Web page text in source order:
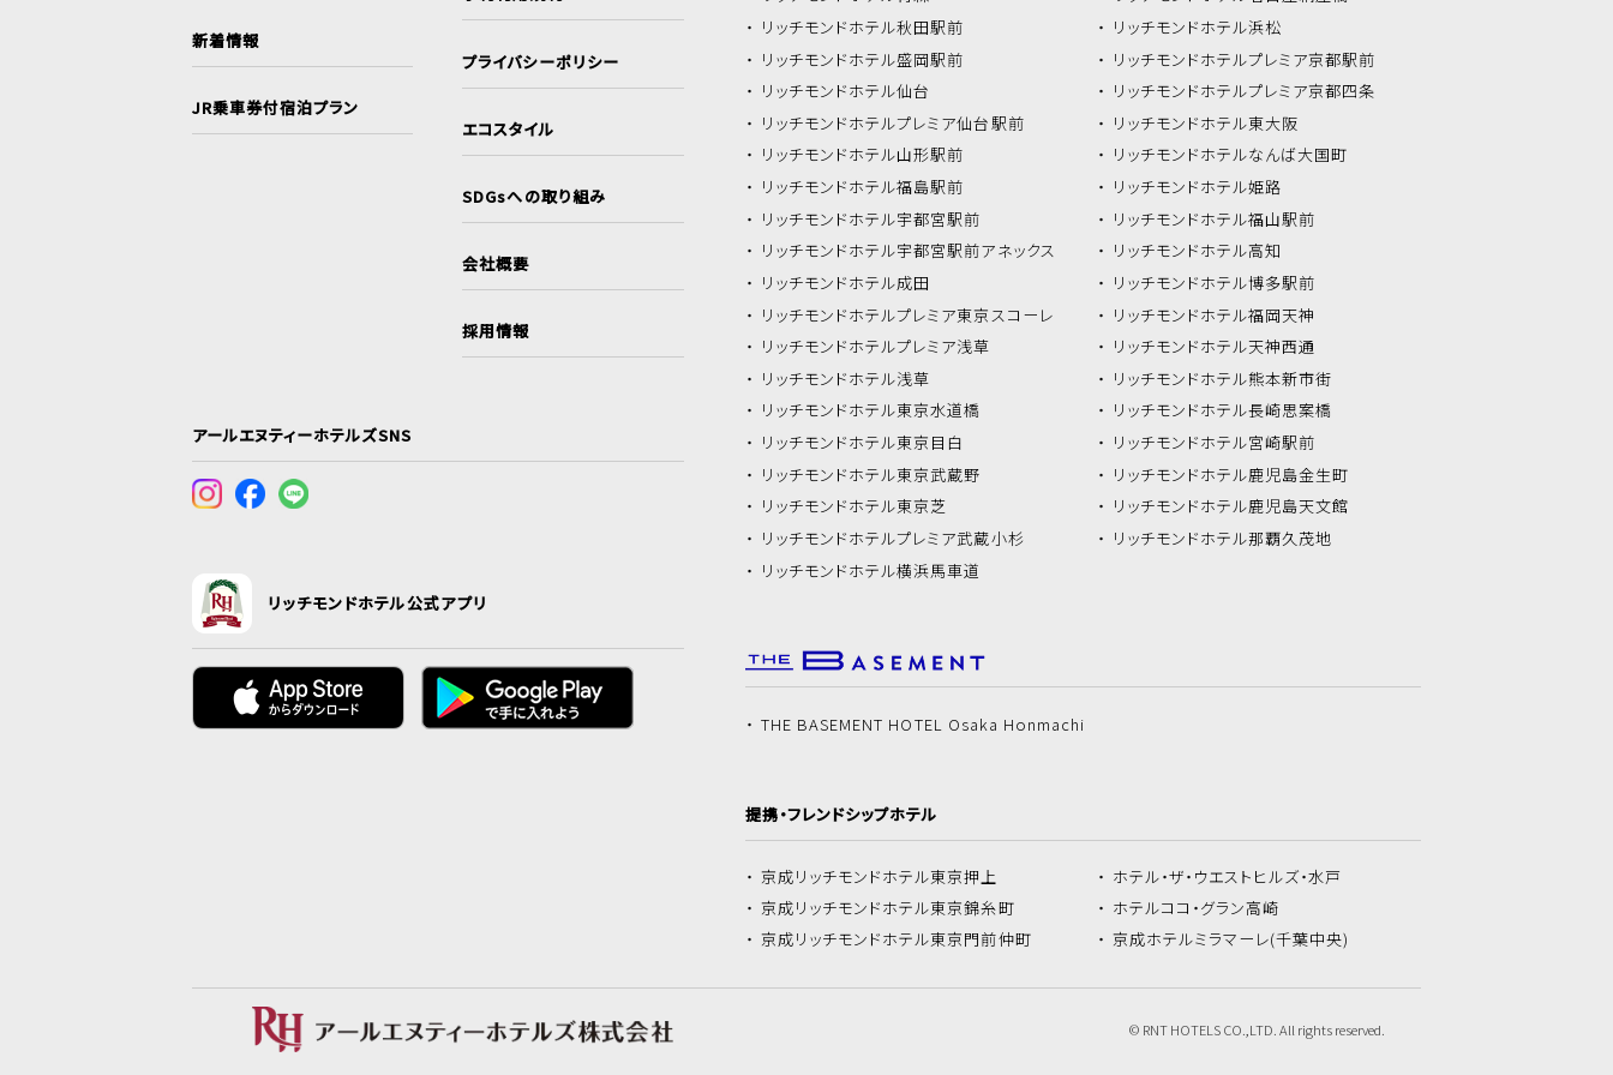
新着情報
JR乗車券付宿泊プラン
プライバシーポリシー
エコスタイル
SDGsへの取り組み
会社概要
採用情報
アールエヌティーホテルズSNS
リッチモンドホテル公式アプリ
リッチモンドホテル秋田駅前
リッチモンドホテル盛岡駅前
リッチモンドホテル仙台
リッチモンドホテルプレミア仙台駅前
リッチモンドホテル山形駅前
リッチモンドホテル福島駅前
リッチモンドホテル宇都宮駅前
リッチモンドホテル宇都宮駅前アネックス
リッチモンドホテル成田
リッチモンドホテルプレミア東京スコーレ
リッチモンドホテルプレミア浅草
リッチモンドホテル浅草
リッチモンドホテル東京水道橋
リッチモンドホテル東京目白
リッチモンドホテル東京武蔵野
リッチモンドホテル東京芝
リッチモンドホテルプレミア武蔵小杉
リッチモンドホテル横浜馬車道
リッチモンドホテル浜松
リッチモンドホテルプレミア京都駅前
リッチモンドホテルプレミア京都四条
リッチモンドホテル東大阪
リッチモンドホテルなんば大国町
リッチモンドホテル姫路
リッチモンドホテル福山駅前
リッチモンドホテル高知
リッチモンドホテル博多駅前
リッチモンドホテル福岡天神
リッチモンドホテル天神西通
リッチモンドホテル熊本新市街
リッチモンドホテル長崎思案橋
リッチモンドホテル宮崎駅前
リッチモンドホテル鹿児島金生町
リッチモンドホテル鹿児島天文館
リッチモンドホテル那覇久茂地
THE BASEMENT HOTEL Osaka Honmachi
提携・フレンドシップホテル
京成リッチモンドホテル東京押上 ホテル・ザ・ ウエストヒルズ・水戸
京成リッチモンドホテル東京錦糸町 ホテルココ・グラン高崎
京成リッチモンドホテル東京門前仲町 京成ホテルミラマーレ(千葉中央)
© RNT HOTELS CO.,LTD. All rights reserved.